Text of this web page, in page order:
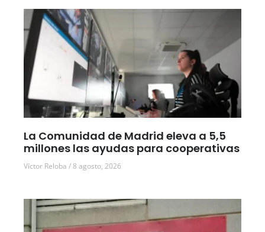
La Comunidad de Madrid eleva a 5,5
millones las ayudas para cooperativas
Víctor Reloba 8 agosto, 2026